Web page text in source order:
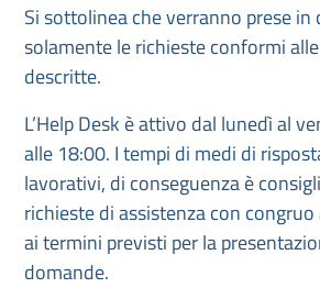
Si sottolinea che verranno prese in
solamente le richieste conformi
descritte.
L’Help Desk è attivo dal lunedì al
alle 18:00. I tempi di medi di
lavorativi, di conseguenza è
richieste di assistenza con
ai termini previsti per la
domande.